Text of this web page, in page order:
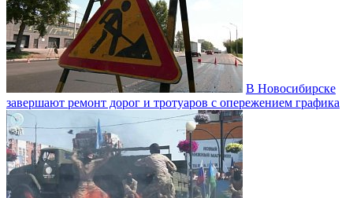
В Новосибирске
завершают ремонт дорог и тротуаров с опережением графика